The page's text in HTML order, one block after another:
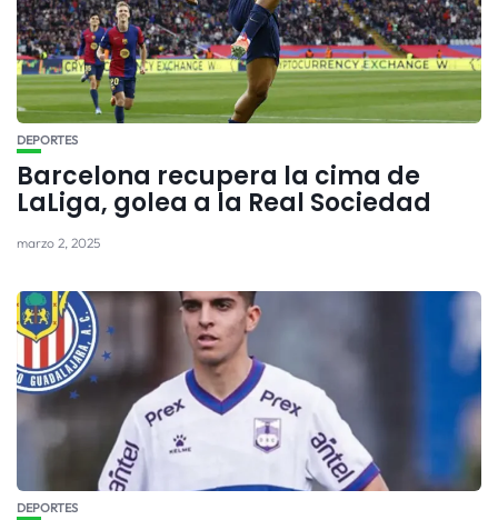
DEPORTES
Barcelona recupera la cima de
LaLiga, golea a la Real Sociedad
marzo 2, 2025
DEPORTES